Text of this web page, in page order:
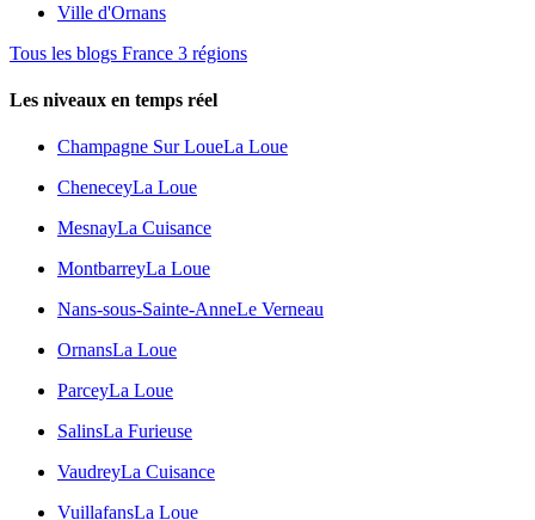
Ville d'Ornans
Tous les blogs France 3 régions
Les niveaux en temps réel
Champagne Sur LoueLa Loue
CheneceyLa Loue
MesnayLa Cuisance
MontbarreyLa Loue
Nans-sous-Sainte-AnneLe Verneau
OrnansLa Loue
ParceyLa Loue
SalinsLa Furieuse
VaudreyLa Cuisance
VuillafansLa Loue